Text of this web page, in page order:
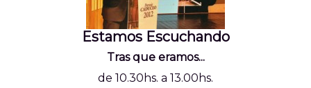
Estamos Escuchando
Tras que eramos...
de 10.30hs. a 13.00hs.